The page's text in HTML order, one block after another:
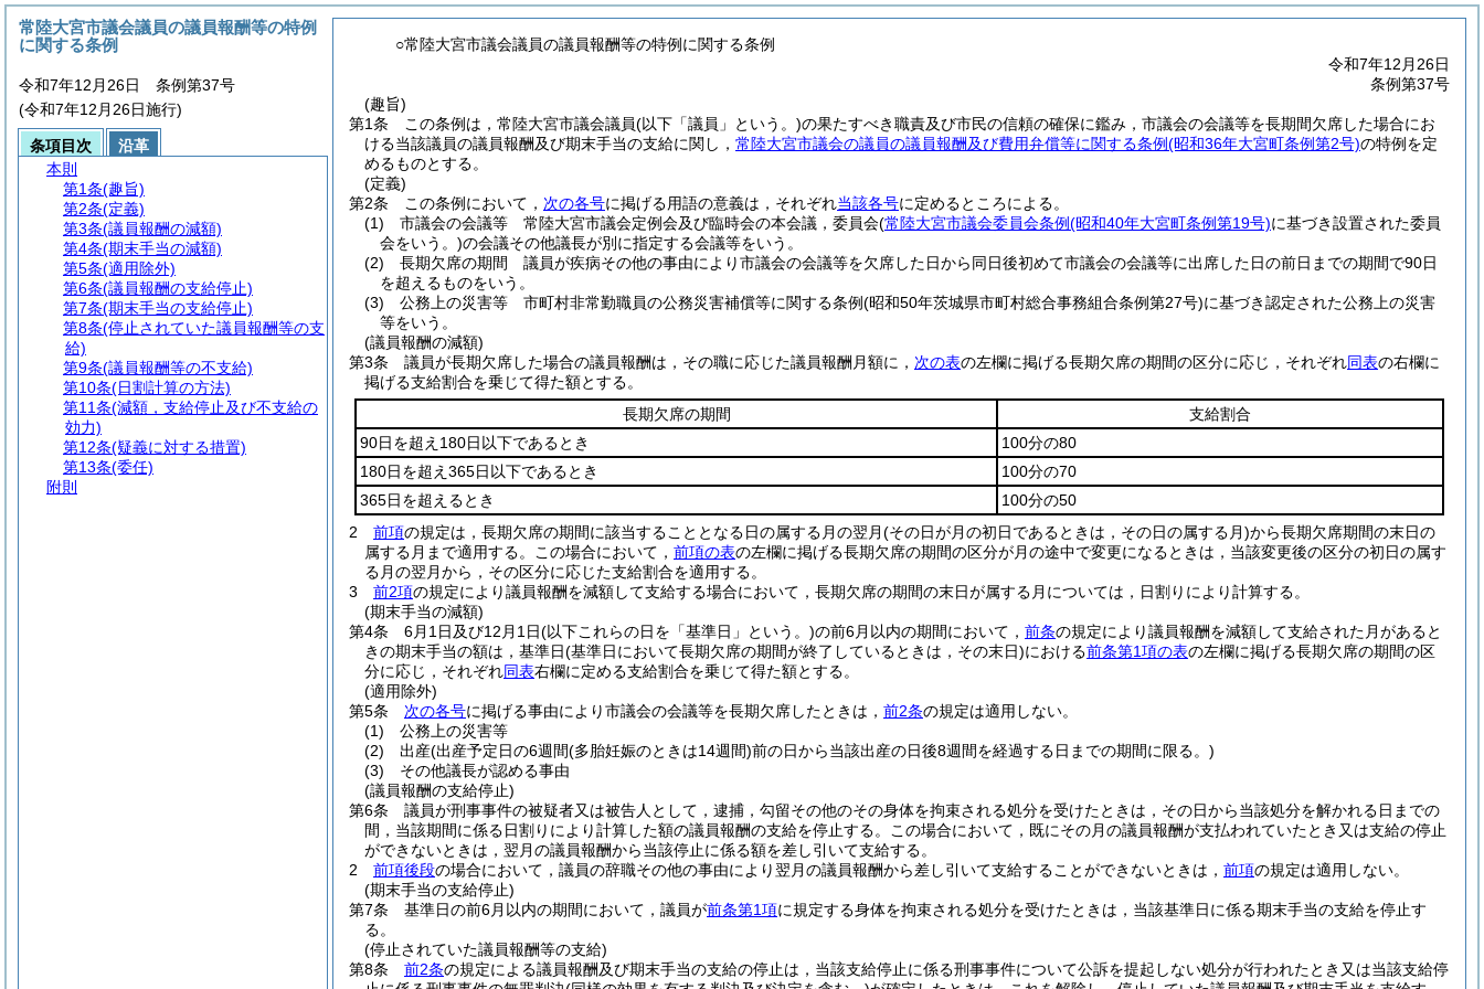
○常陸大宮市議会議員の議員報酬等の特例に関する条例
令和7年12月26日
条例第37号
(趣旨)
第1条
この条例は，常陸大宮市議会議員(以下「議員」という。)の果たすべき職責及び市民の信頼の確保に鑑み，市議会の会議等を長期間欠席した場合にお
ける当該議員の議員報酬及び期末手当の支給に関し， 常陸大宮市議会の議員の議員報酬及び費用弁償等に関する条例(昭和36年大宮町条例第2号)の特例を定
めるものとする。
(定義)
第2条
この条例において， 次の各号に掲げる用語の意義は，それぞれ当該各号に定めるところによる。
(1)
市議会の会議等 常陸大宮市議会定例会及び臨時会の本会議，委員会(常陸大宮市議会委員会条例(昭和40年大宮町条例第19号)に基づき設置された委員
会をいう。)の会議その他議長が別に指定する会議等をいう。
(2)
長期欠席の期間 議員が疾病その他の事由により市議会の会議等を欠席した日から同日後初めて市議会の会議等に出席した日の前日までの期間で90日
を超えるものをいう。
(3)
公務上の災害等 市町村非常勤職員の公務災害補償等に関する条例(昭和50年茨城県市町村総合事務組合条例第27号)に基づき認定された公務上の災害
等をいう。
(議員報酬の減額)
第3条
議員が長期欠席した場合の議員報酬は，その職に応じた議員報酬月額に， 次の表の左欄に掲げる長期欠席の期間の区分に応じ，それぞれ同表の右欄に
掲げる支給割合を乗じて得た額とする。
長期欠席の期間
支給割合
90日を超え180日以下であるとき
100分の80
180日を超え365日以下であるとき
100分の70
365日を超えるとき
100分の50
2
前項の規定は，長期欠席の期間に該当することとなる日の属する月の翌月(その日が月の初日であるときは，その日の属する月)から長期欠席期間の末日の
属する月まで適用する。
この場合において， 前項の表の左欄に掲げる長期欠席の期間の区分が月の途中で変更になるときは，当該変更後の区分の初日の属す
る月の翌月から，その区分に応じた支給割合を適用する。
3
前2項の規定により議員報酬を減額して支給する場合において，長期欠席の期間の末日が属する月については，日割りにより計算する。
(期末手当の減額)
第4条
6月1日及び12月1日(以下これらの日を「基準日」という。)の前6月以内の期間において， 前条の規定により議員報酬を減額して支給された月があると
きの期末手当の額は，基準日(基準日において長期欠席の期間が終了しているときは，その末日)における前条第1項の表の左欄に掲げる長期欠席の期間の区
分に応じ，それぞれ同表右欄に定める支給割合を乗じて得た額とする。
(適用除外)
第5条
次の各号に掲げる事由により市議会の会議等を長期欠席したときは， 前2条の規定は適用しない。
(1)
公務上の災害等
(2)
出産(出産予定日の6週間(多胎妊娠のときは14週間)前の日から当該出産の日後8週間を経過する日までの期間に限る。)
(3)
その他議長が認める事由
(議員報酬の支給停止)
第6条
議員が刑事事件の被疑者又は被告人として，逮捕，勾留その他のその身体を拘束される処分を受けたときは，その日から当該処分を解かれる日までの
間，当該期間に係る日割りにより計算した額の議員報酬の支給を停止する。
この場合において，既にその月の議員報酬が支払われていたとき又は支給の停止
ができないときは，翌月の議員報酬から当該停止に係る額を差し引いて支給する。
2
前項後段の場合において，議員の辞職その他の事由により翌月の議員報酬から差し引いて支給することができないときは， 前項の規定は適用しない。
(期末手当の支給停止)
第7条
基準日の前6月以内の期間において，議員が前条第1項に規定する身体を拘束される処分を受けたときは，当該基準日に係る期末手当の支給を停止す
る。
(停止されていた議員報酬等の支給)
第8条
前2条の規定による議員報酬及び期末手当の支給の停止は，当該支給停止に係る刑事事件について公訴を提起しない処分が行われたとき又は当該支給停
常陸大宮市議会議員の議員報酬等の特例
に関する条例
令和7年12月26日 条例第37号
(令和7年12月26日施行)
条項目次
沿革
本則
第1条(趣旨)
第2条(定義)
第3条(議員報酬の減額)
第4条(期末手当の減額)
第5条(適用除外)
第6条(議員報酬の支給停止)
第7条(期末手当の支給停止)
第8条(停止されていた議員報酬等の支
給)
第9条(議員報酬等の不支給)
第10条(日割計算の方法)
第11条(減額，支給停止及び不支給の
効力)
第12条(疑義に対する措置)
第13条(委任)
附則